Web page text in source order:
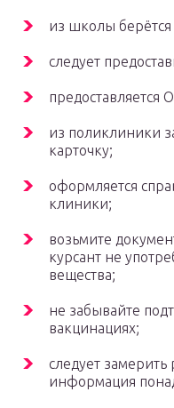
из школы берётся
следует
предоставляется
из поликлиники
карточку;
оформляется
клиники;
возьмите
курсант не
вещества;
не забывайте
вакцинациях;
следует замерить
информация